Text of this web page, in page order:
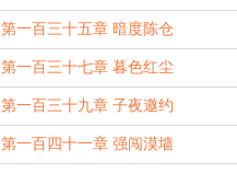
第一百三十五章 暗度陈仓
第一百三十七章 暮色红尘
第一百三十九章 子夜邀约
第一百四十一章 强闯漠墙